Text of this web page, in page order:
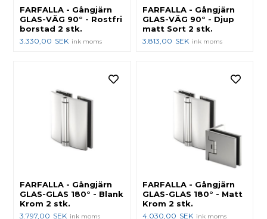
FARFALLA - Gångjärn
GLAS-VÄG 90° - Rostfri
borstad 2 stk.
3.330,00 SEK ink moms
FARFALLA - Gångjärn
GLAS-VÄG 90° - Djup
matt Sort 2 stk.
3.813,00 SEK ink moms
FARFALLA - Gångjärn
GLAS-GLAS 180° - Blank
Krom 2 stk.
3.797,00 SEK ink moms
FARFALLA - Gångjärn
GLAS-GLAS 180° - Matt
Krom 2 stk.
4.030,00 SEK ink moms